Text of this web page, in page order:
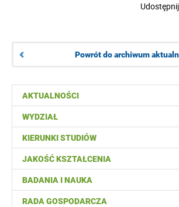
AKTUALNOŚCI
WYDZIAŁ
KIERUNKI STUDIÓW
JAKOŚĆ KSZTAŁCENIA
BADANIA I NAUKA
RADA GOSPODARCZA
Powrót do archiwum